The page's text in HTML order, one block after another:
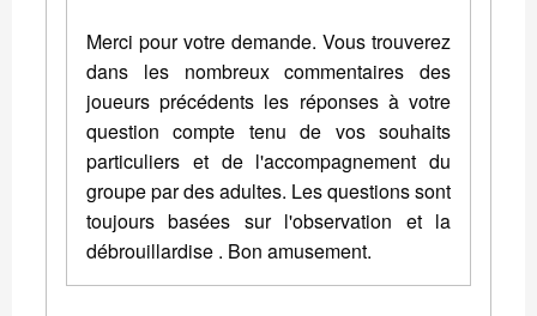
Merci pour votre demande. Vous trouverez
dans les nombreux commentaires des
joueurs précédents les réponses à votre
question compte tenu de vos souhaits
particuliers et de l'accompagnement du
groupe par des adultes. Les questions sont
toujours basées sur l'observation et la
débrouillardise . Bon amusement.